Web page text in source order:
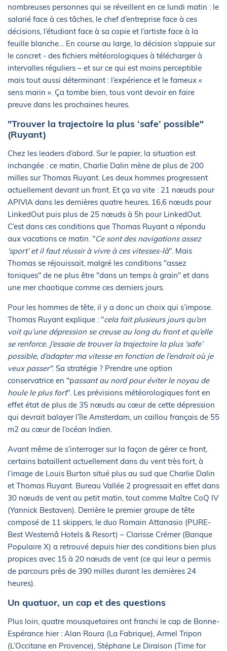
nombreuses personnes qui se réveillent en ce lundi matin : le
salarié face à ces tâches, le chef d’entreprise face à ces
décisions, l’étudiant face à sa copie et l’artiste face à la
feuille blanche… En course au large, la décision s’appuie sur
le concret - des fichiers météorologiques à télécharger à
intervalles réguliers – et sur ce qui est moins perceptible
mais tout aussi déterminant : l’expérience et le fameux «
sens marin ». Ça tombe bien, tous vont devoir en faire
preuve dans les prochaines heures.
"Trouver la trajectoire la plus ‘safe’ possible"
(Ruyant)
Chez les leaders d’abord. Sur le papier, la situation est
inchangée : ce matin, Charlie Dalin mène de plus de 200
milles sur Thomas Ruyant. Les deux hommes progressent
actuellement devant un front. Et ça va vite : 21 nœuds pour
APIVIA dans les dernières quatre heures, 16,6 nœuds pour
LinkedOut puis plus de 25 nœuds à 5h pour LinkedOut.
C’est dans ces conditions que Thomas Ruyant a répondu
aux vacations ce matin. "Ce sont des navigations assez
‘sport’ et il faut réussir à vivre à ces vitesses-là". Mais
Thomas se réjouissait, malgré les conditions "assez
toniques" de ne plus être "dans un temps à grain" et dans
une mer chaotique comme ces derniers jours.
Pour les hommes de tête, il y a donc un choix qui s’impose.
Thomas Ruyant explique : "cela fait plusieurs jours qu’on
voit qu’une dépression se creuse au long du front et qu’elle
se renforce. J’essaie de trouver la trajectoire la plus ‘safe’
possible, d’adapter ma vitesse en fonction de l’endroit où je
veux passer". Sa stratégie ? Prendre une option
conservatrice en "passant au nord pour éviter le noyau de
houle le plus fort". Les prévisions météorologiques font en
effet état de plus de 35 nœuds au cœur de cette dépression
qui devrait balayer l’île Amsterdam, un caillou français de 55
m2 au cœur de l’océan Indien.
Avant même de s’interroger sur la façon de gérer ce front,
certains bataillent actuellement dans du vent très fort, à
l’image de Louis Burton situé plus au sud que Charlie Dalin
et Thomas Ruyant. Bureau Vallée 2 progressait en effet dans
30 nœuds de vent au petit matin, tout comme Maître CoQ IV
(Yannick Bestaven). Derrière le premier groupe de tête
composé de 11 skippers, le duo Romain Attanasio (PURE-
Best Westernâ Hotels & Resort) – Clarisse Crémer (Banque
Populaire X) a retrouvé depuis hier des conditions bien plus
propices avec 15 à 20 nœuds de vent (ce qui leur a permis
de parcours près de 390 milles durant les dernières 24
heures).
Un quatuor, un cap et des questions
Plus loin, quatre mousquetaires ont franchi le cap de Bonne-
Espérance hier : Alan Roura (La Fabrique), Armel Tripon
(L’Occitane en Provence), Stéphane Le Diraison (Time for